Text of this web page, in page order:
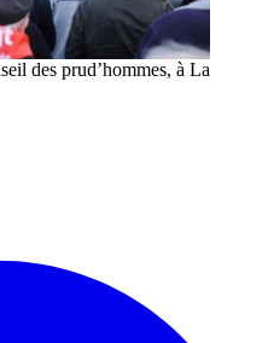
des prud’hommes, à La